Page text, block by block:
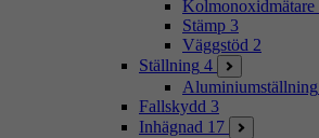
Kolmonoxidmätare
Stämp 3
Väggstöd 2
Ställning 4
Aluminiumställning
Fallskydd 3
Inhägnad 17